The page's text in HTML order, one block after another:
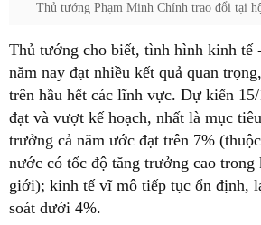
Thủ tướng Phạm Minh Chính trao đổi tại
Thủ tướng cho biết, tình hình kinh tế
năm nay đạt nhiều kết quả quan
trên hầu hết các lĩnh vực. Dự kiến
đạt và vượt kế hoạch, nhất là mục
trưởng cả năm ước đạt trên 7%
nước có tốc độ tăng trưởng cao trong
giới); kinh tế vĩ mô tiếp tục ổn định,
soát dưới 4%.